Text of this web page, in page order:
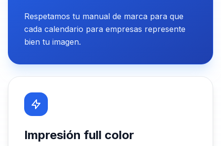
Respetamos tu manual de marca para que
cada calendario para empresas represente
bien tu imagen.
Impresión full color